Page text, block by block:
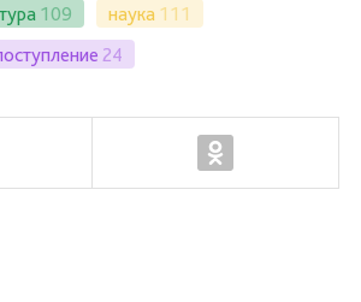
109 наука 111
24